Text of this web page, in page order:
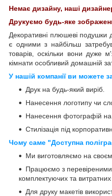
Немає дизайну, наші
Друкуємо будь-яке
Декоративні плюшеві подушки
є одними з найбільш
товарів, оскільки вони дуже
кімнати особливий домашній
У нашій компанії ви можете
Друк на будь-який виріб.
Нанесення логотипу чи
Нанесення фотографій на
Стилізація під
Чому саме "Доступна
Ми виготовляємо на
Працюємо з
комплектуючих та витратних
Для друку макетів